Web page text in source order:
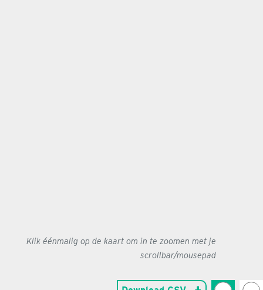
Klik éénmalig op de kaart om in te zoomen met je
scrollbar/mousepad